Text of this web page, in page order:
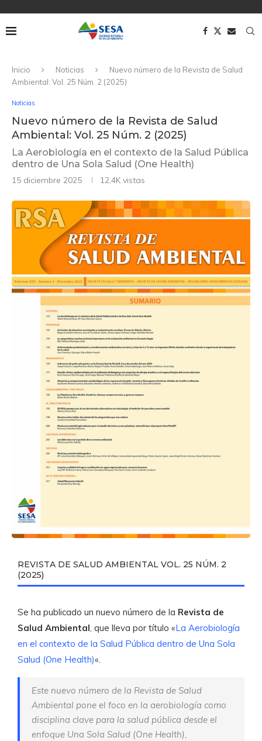
Inicio Noticias
Nuevo número de la Revista de Salud
Ambiental: Vol. 25 Núm. 2 (2025)
Noticias
Nuevo número de la Revista de Salud
Ambiental: Vol. 25 Núm. 2 (2025)
La Aerobiología en el contexto de la Salud Pública
dentro de Una Sola Salud (One Health)
15 diciembre 2025 12,4K vistas
REVISTA DE SALUD AMBIENTAL VOL. 25 NÚM. 2
(2025)
Se ha publicado un nuevo número de la Revista de
Salud Ambiental, que lleva por título «La Aerobiología
en el contexto de la Salud Pública dentro de Una Sola
Salud (One Health)«.
Este nuevo número de la Revista de Salud
Ambiental pone el foco en la aerobiología como
disciplina clave para la salud pública desde el
enfoque Una Sola Salud (One Health),